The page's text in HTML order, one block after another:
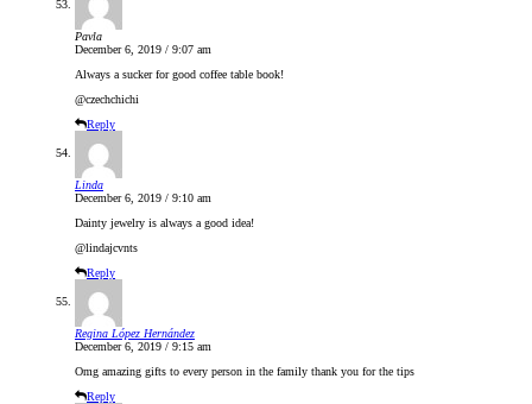
Pavla
December 6, 2019 / 9:07 am
Always a sucker for good coffee table book!
@czechchichi
Reply
Linda
December 6, 2019 / 9:10 am
Dainty jewelry is always a good idea!
@lindajcvnts
Reply
Regina López Hernández
December 6, 2019 / 9:15 am
Omg amazing gifts to every person in the family thank you for the tips
Reply